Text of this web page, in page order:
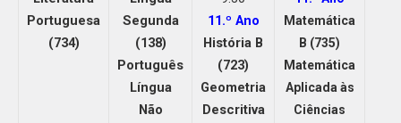
Portuguesa
(734)
Segunda
(138)
Português
Língua
Não
Matemática
B (735)
Matemática
Aplicada às
Ciências
11.º Ano
História B
(723)
Geometria
Descritiva